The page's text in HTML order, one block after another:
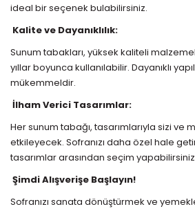
ideal bir seçenek bulabilirsiniz.
Kalite ve Dayanıklılık:
Sunum tabakları, yüksek kaliteli
yıllar boyunca kullanılabilir. Dayanıklı
mükemmeldir.
İlham Verici Tasarımlar:
Her sunum tabağı, tasarımlarıyla sizi ve
etkileyecek. Sofranızı daha özel hale
tasarımlar arasından seçim
Şimdi Alışverişe Başlayın!
Sofranızı sanata dönüştürmek ve